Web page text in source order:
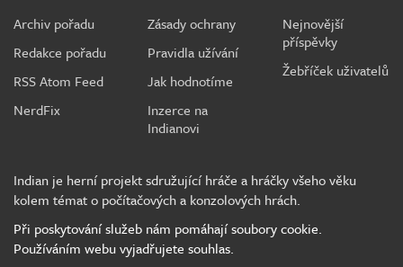
Archiv pořadu
Redakce pořadu
RSS Atom Feed
NerdFix
Zásady ochrany
Pravidla užívání
Jak hodnotíme
Inzerce na
Indianovi
Nejnovější
příspěvky
Žebříček uživatelů
Indian je herní projekt sdružující hráče a hráčky všeho věku
kolem témat o počítačových a konzolových hrách.
Při poskytování služeb nám pomáhají soubory cookie.
Používáním webu vyjadřujete souhlas.